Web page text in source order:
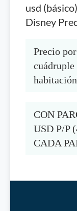
usd
Disney
Precio
CON
USD P/P
CADA